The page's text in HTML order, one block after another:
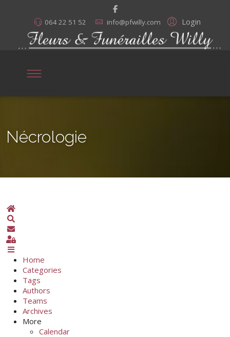
Login
064 22 51 52 info@pfwilly.com
Nécrologie
Home
Sign In
Home
Categories
Tags
Authors
Teams
Archives
More
Calendar